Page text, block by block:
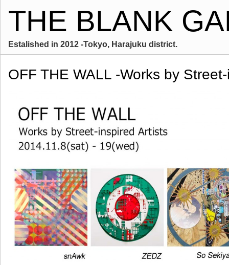
THE BLANK
Estalished in 2012 -Tokyo, Harajuku district.
OFF THE WALL -Works by